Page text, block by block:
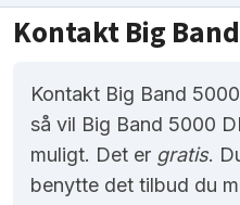
Kontakt Big
Kontakt Big Band
så vil Big Band 5000
muligt. Det er gratis.
benytte det tilbud du